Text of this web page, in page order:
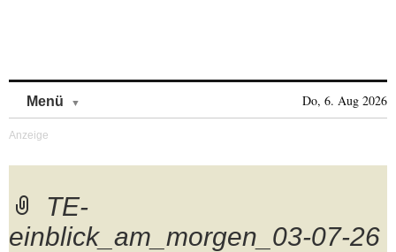
Menü Do, 6. Aug 2026
TE-
einblick_am_morgen_03-07-26